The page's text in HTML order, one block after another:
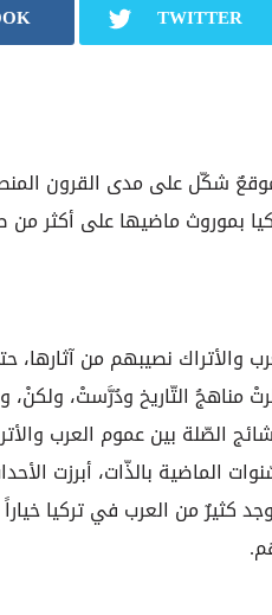
TWITTER
موقعٌ شكّل على مدى القرون
بموروث ماضيها على أكثر من
والأتراك نصيبهم من آثارها،
التّاريخ ودُرَّستْ، ولكنْ،
الصّلة بين عموم العرب
الماضية بالذّات، أبرزت
من العرب في تركيا خياراً